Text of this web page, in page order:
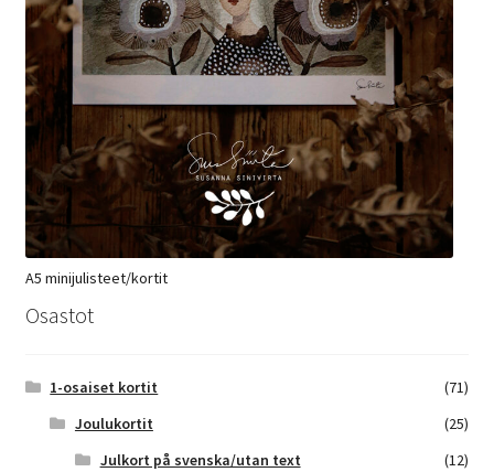
A5 minijulisteet/kortit
Osastot
1-osaiset kortit
(71)
Joulukortit
(25)
Julkort på svenska/utan text
(12)